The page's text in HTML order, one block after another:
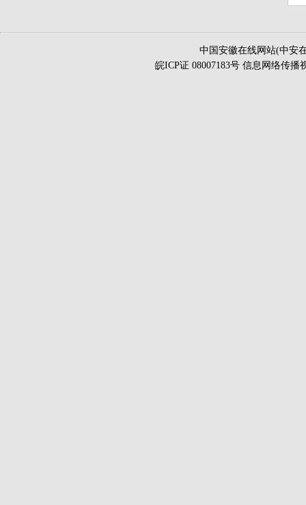
中国安徽在线网站(中安
皖ICP证 08007183号 信息网络传播